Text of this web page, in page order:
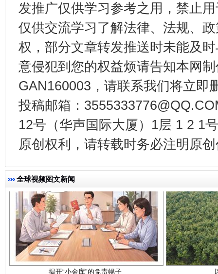
发推广仅供学习参考之用，禁止
仅供交流学习了解法律、法规、
权，部分文章转发推送时未能及
意侵犯到您的权益烦请告知本网
GAN160003，请联系我们将立即
投稿邮箱：
12号（华声国际大厦）1层 1 2 1
原创权利，请转载时务必注明原
全球视频图文新闻
千年窑火 生生不息
揭开“小金库”的免责幌子